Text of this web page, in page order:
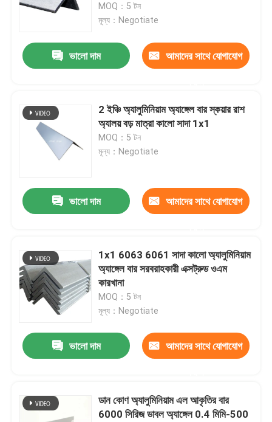
MOQ：5 টন
মূল্য：Negotiate
ভালো দাম আমাদের সাথে যোগাযোগ
2 ইঞ্চি অ্যালুমিনিয়াম অ্যাঙ্গেল বার স্কয়ার রাশ
অ্যালয় বড় মাত্রা কালো সাদা 1x1
MOQ：5 টন
মূল্য：Negotiate
ভালো দাম আমাদের সাথে যোগাযোগ
1x1 6063 6061 সাদা কালো অ্যালুমিনিয়াম
অ্যাঙ্গেল বার সরবরাহকারী এক্সট্রুড ওএম
কারখানা
MOQ：5 টন
মূল্য：Negotiate
ভালো দাম আমাদের সাথে যোগাযোগ
ডান কোণ অ্যালুমিনিয়াম এল আকৃতির বার
6000 সিরিজ ডাবল অ্যাঙ্গেল 0.4 মিমি-500